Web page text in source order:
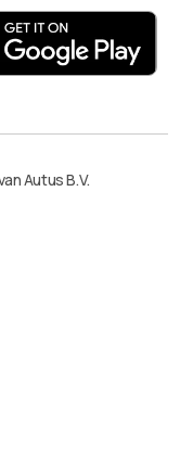
Autus B.V.